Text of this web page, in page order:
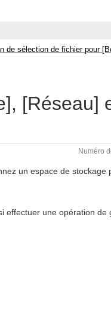
de sélection de fichier pour
[Réseau]
Numéro
un espace de stockage
effectuer une opération de